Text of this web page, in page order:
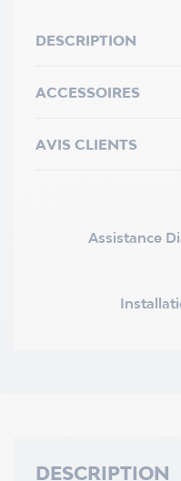
DESCRIPTION
ACCESSOIRES
AVIS CLIENTS
Assistance
DESCRIPTION